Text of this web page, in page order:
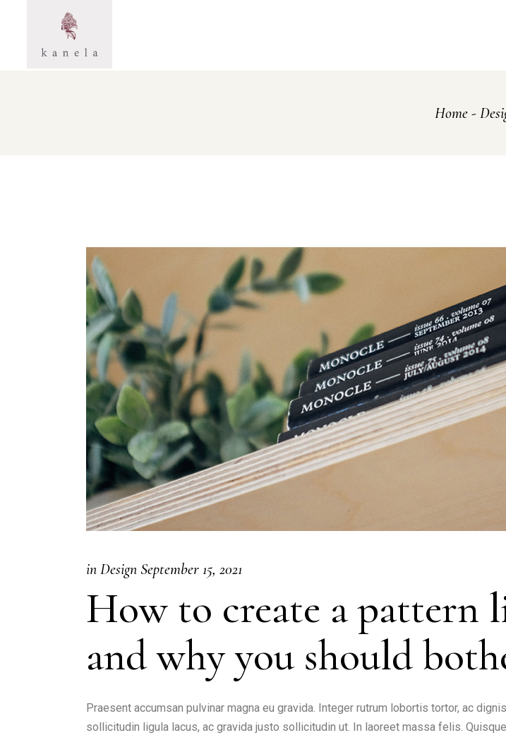
Home
inDesign September 15, 2021
How to create a pattern
and why you should
Praesent accumsan pulvinar magna eu gravida. Integer rutrum lobortis tortor, ac
sollicitudin ligula lacus, ac gravida justo sollicitudin ut. In laoreet massa felis.